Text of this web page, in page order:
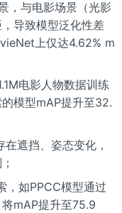
，与电影场景（光影
导致模型泛化性差
上仅达4.62% m
电影人物数据训练
模型mAP提升至32.
遮挡、姿态变化，
，如PPCC模型通过
mAP提升至75.9